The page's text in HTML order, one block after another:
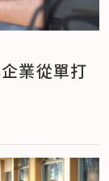
業從單打